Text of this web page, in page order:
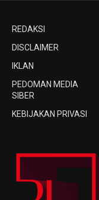
REDAKSI
DISCLAIMER
IKLAN
PEDOMAN MEDIA
SIBER
KEBIJAKAN PRIVASI